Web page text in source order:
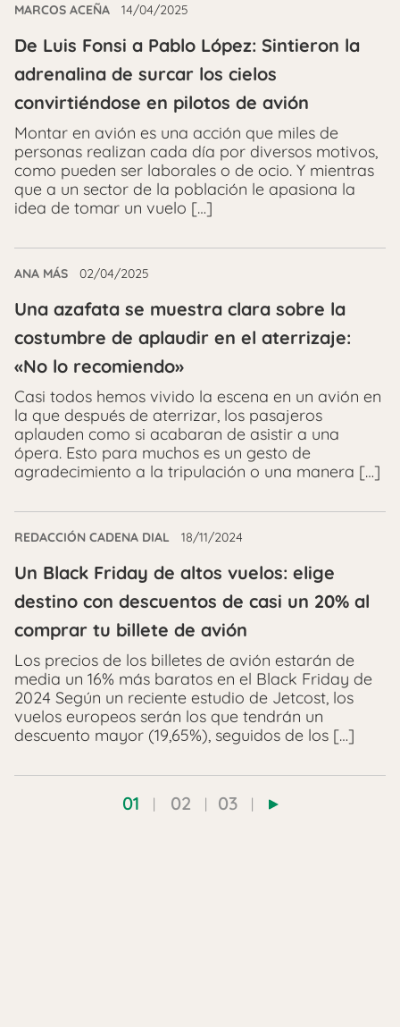
MARCOS ACEÑA 14/04/2025
De Luis Fonsi a Pablo López: Sintieron la
adrenalina de surcar los cielos
convirtiéndose en pilotos de avión
Montar en avión es una acción que miles de
personas realizan cada día por diversos motivos,
como pueden ser laborales o de ocio. Y mientras
que a un sector de la población le apasiona la
idea de tomar un vuelo […]
ANA MÁS 02/04/2025
Una azafata se muestra clara sobre la
costumbre de aplaudir en el aterrizaje:
«No lo recomiendo»
Casi todos hemos vivido la escena en un avión en
la que después de aterrizar, los pasajeros
aplauden como si acabaran de asistir a una
ópera. Esto para muchos es un gesto de
agradecimiento a la tripulación o una manera […]
REDACCIÓN CADENA DIAL 18/11/2024
Un Black Friday de altos vuelos: elige
destino con descuentos de casi un 20% al
comprar tu billete de avión
Los precios de los billetes de avión estarán de
media un 16% más baratos en el Black Friday de
2024 Según un reciente estudio de Jetcost, los
vuelos europeos serán los que tendrán un
descuento mayor (19,65%), seguidos de los […]
01 02 03